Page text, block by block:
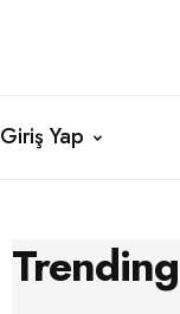
Giriş Yap
Trending